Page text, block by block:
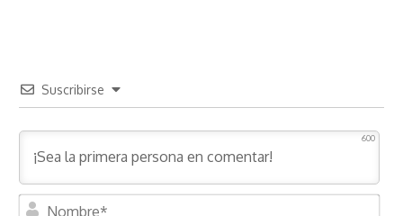
Suscribirse
600
N